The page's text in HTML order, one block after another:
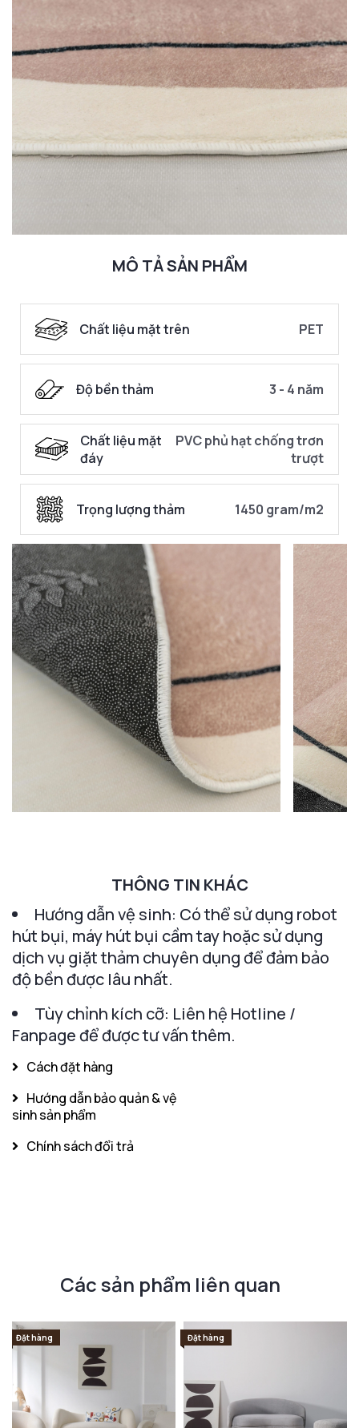
MÔ TẢ SẢN PHẨM
Chất liệu mặt trên PET
Độ bền thảm 3 - 4 năm
Chất liệu mặt
đáy
PVC phủ hạt chống trơn
trượt
Trọng lượng thảm 1450 gram/m2
THÔNG TIN KHÁC
Hướng dẫn vệ sinh: Có thể sử dụng robot
hút bụi, máy hút bụi cầm tay hoặc sử dụng
dịch vụ giặt thảm chuyên dụng để đảm bảo
độ bền được lâu nhất.
Tùy chỉnh kích cỡ: Liên hệ Hotline /
Fanpage để được tư vấn thêm.
Cách đặt hàng
Hướng dẫn bảo quản & vệ
sinh sản phẩm
Chính sách đổi trả
Các sản phẩm liên quan
Đặt hàng Đặt hàng